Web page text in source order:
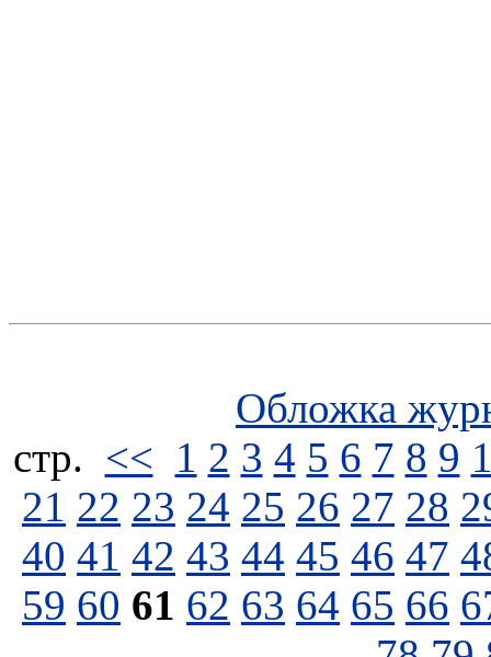
Обложка
стp. << 1 2 3 4 5 6 7 8 9
21 22 23 24 25 26 27 28
40 41 42 43 44 45 46 47
59 60 61 62 63 64 65 66